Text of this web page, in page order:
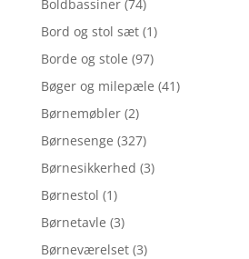
Boldbassiner (74)
Bord og stol sæt (1)
Borde og stole (97)
Bøger og milepæle (41)
Børnemøbler (2)
Børnesenge (327)
Børnesikkerhed (3)
Børnestol (1)
Børnetavle (3)
Børneværelset (3)